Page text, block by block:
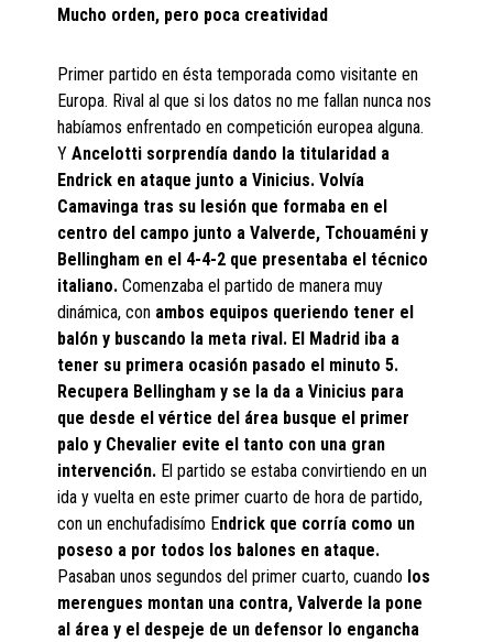
Mucho orden, pero poca creatividad
Primer partido en ésta temporada como visitante en
Europa. Rival al que si los datos no me fallan nunca nos
habíamos enfrentado en competición europea alguna.
YAncelotti sorprendía dando la titularidad a
Endrick en ataque junto a Vinicius. Volvía
Camavinga tras su lesión que formaba en el
centro del campo junto a Valverde, Tchouaméni y
Bellingham en el 4-4-2 que presentaba el técnico
italiano.Comenzaba el partido de manera muy
dinámica, con ambos equipos queriendo tener el
balón y buscando la meta rival. El Madrid iba a
tener su primera ocasión pasado el minuto 5.
Recupera Bellingham y se la da a Vinicius para
que desde el vértice del área busque el primer
palo y Chevalier evite el tanto con una gran
intervención. El partido se estaba convirtiendo en un
ida y vuelta en este primer cuarto de hora de partido,
con un enchufadisímo Endrick que corría como un
poseso a por todos los balones en ataque.
Pasaban unos segundos del primer cuarto, cuando los
merengues montan una contra, Valverde la pone
al área y el despeje de un defensor lo engancha